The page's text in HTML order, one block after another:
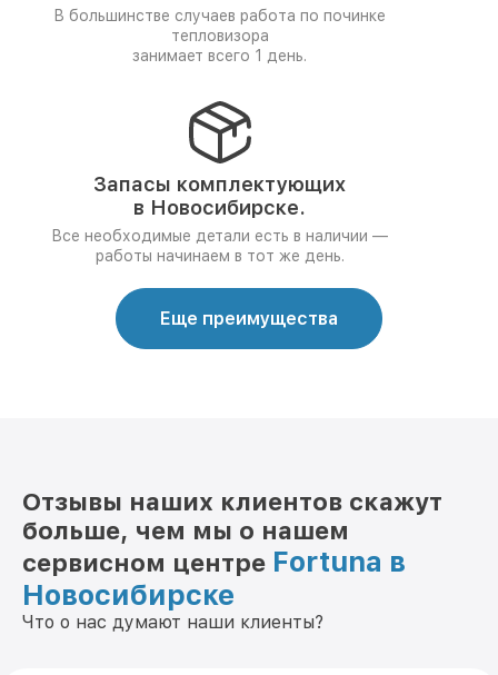
В большинстве случаев работа по починке
тепловизора
занимает всего 1 день.
Запасы комплектующих
в Новосибирске.
Все необходимые детали есть в наличии —
работы начинаем в тот же день.
Еще преимущества
Отзывы наших клиентов скажут
больше, чем мы о нашем
сервисном центре Fortuna в
Новосибирске
Что о нас думают наши клиенты?